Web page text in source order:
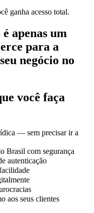
ganha acesso total.
apenas um
para a
negócio no
você faça
— sem precisar ir a
Brasil com segurança
autenticação
aos seus clientes